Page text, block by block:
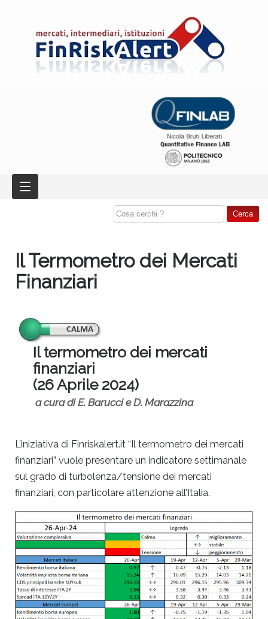
Il Termometro dei Mercati
Finanziari
Il termometro dei mercati
finanziari
(26 Aprile 2024)
a cura di E. Barucci e D. Marazzina
L’iniziativa di Finriskalert.it “Il termometro dei mercati
finanziari” vuole presentare un indicatore settimanale
sul grado di turbolenza/tensione dei mercati
finanziari, con particolare attenzione all’Italia.